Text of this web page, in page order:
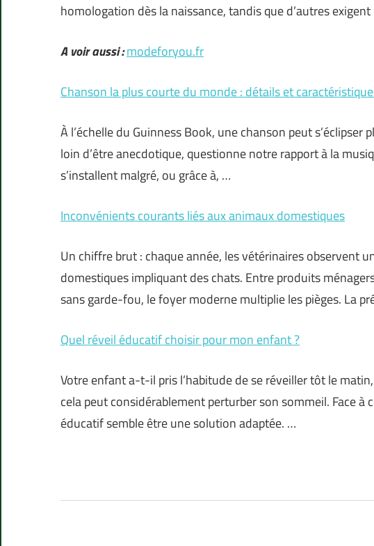
homologation dès la naissance, tandis que d’autres exigent
A voir aussi :modeforyou.fr
Chanson la plus courte du monde : détails et
À l’échelle du Guinness Book, une chanson peut
loin d’être anecdotique, questionne notre rapport à la
s’installent malgré, ou grâce à, …
Inconvénients courants liés aux animaux domestiques
Un chiffre brut : chaque année, les vétérinaires observent
domestiques impliquant des chats. Entre produits
sans garde-fou, le foyer moderne multiplie les pièges. La
Quel réveil éducatif choisir pour mon enfant ?
Votre enfant a-t-il pris l’habitude de se réveiller tôt le
cela peut considérablement perturber son sommeil. Face à
éducatif semble être une solution adaptée. …